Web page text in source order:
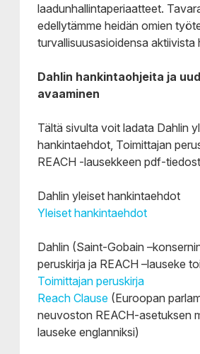
laadunhallintaperiaatteet.
edellytämme heidän omien
turvallisuusasioidensa aktiivista
Dahlin hankintaohjeita ja
avaaminen
Tältä sivulta voit ladata Dahlin
hankintaehdot, Toimittajan
REACH -lausekkeen pdf-
Dahlin yleiset hankintaehdot
Yleiset hankintaehdot
Dahlin (Saint-Gobain
peruskirja ja REACH –lauseke
Toimittajan peruskirja
Reach Clause(Euroopan
neuvoston REACH-asetuksen
lauseke englanniksi)